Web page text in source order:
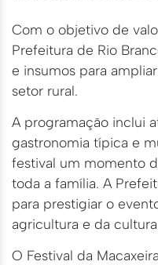
Com o objetivo de
Prefeitura de Rio
e insumos para
setor rural.
A programação inclui
gastronomia típica e
festival um momento
toda a família. A
para prestigiar o
agricultura e da
O Festival da